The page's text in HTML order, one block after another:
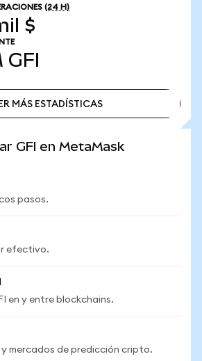
(24 H)
$
GFI
MÁS ESTADÍSTICAS
GFI en MetaMask
pasos.
efectivo.
en y entre blockchains.
y mercados de predicción cripto.